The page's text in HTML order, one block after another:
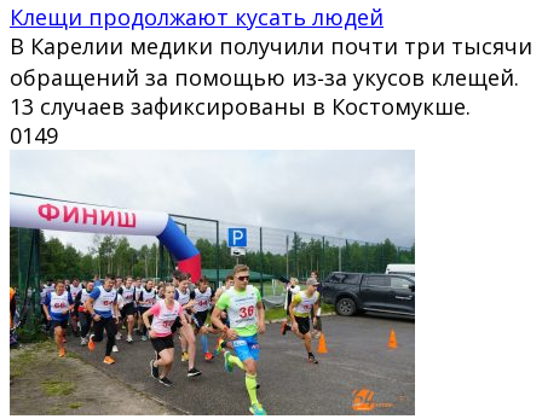
Клещи продолжают кусать людей
В Карелии медики получили почти три тысячи
обращений за помощью из‑за укусов клещей.
13 случаев зафиксированы в Костомукше.
0149